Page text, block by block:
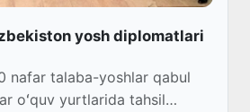
yosh diplomatlari
nafar talaba-yoshlar qabul
oʻquv yurtlarida tahsil